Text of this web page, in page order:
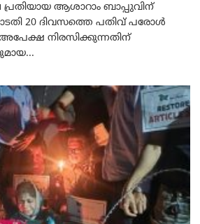
ആശാറാം ബാപ്പുവിന്
20 ദിവസത്തെ പതിവ് പരോൾ
നിരസിക്കുന്നതിന്